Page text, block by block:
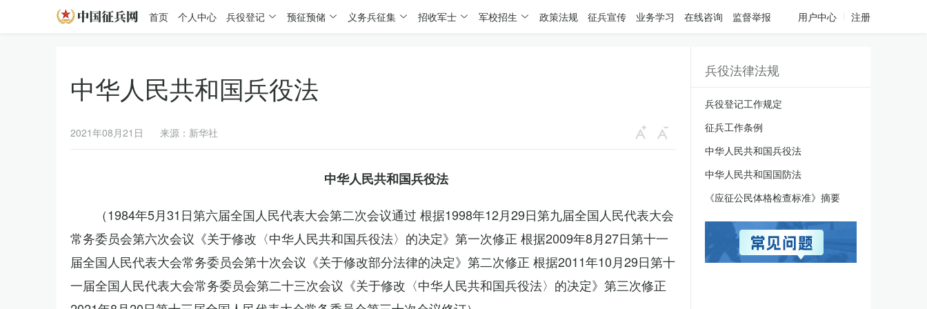
首页 个人中心 兵役登记 预征预储 义务兵征集 招收军士 军校招生 政策法规 征兵宣传 业务学习 在线咨询 监督举报 用户中心 注册
中华人民共和国兵役法
2021年08月21日 来源：新华社
中华人民共和国兵役法
（1984年5月31日第六届全国人民代表大会第二次会议通过 根据1998年12月29日第九届全国人民代表大会
常务委员会第六次会议《关于修改〈中华人民共和国兵役法〉的决定》第一次修正 根据2009年8月27日第十一
届全国人民代表大会常务委员会第十次会议《关于修改部分法律的决定》第二次修正 根据2011年10月29日第十
一届全国人民代表大会常务委员会第二十三次会议《关于修改〈中华人民共和国兵役法〉的决定》第三次修正
兵役法律法规
兵役登记工作规定
征兵工作条例
中华人民共和国兵役法
中华人民共和国国防法
《应征公民体格检查标准》摘要